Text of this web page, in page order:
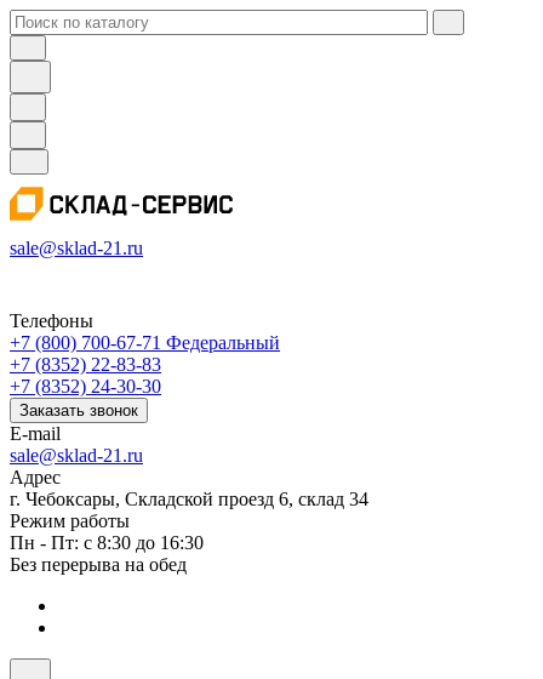
sale@sklad-21.ru
Телефоны
+7 (800) 700-67-71 Федеральный
+7 (8352) 22-83-83
+7 (8352) 24-30-30
Заказать звонок
E-mail
sale@sklad-21.ru
Адрес
г. Чебоксары, Складской проезд 6, склад 34
Режим работы
Пн - Пт: с 8:30 до 16:30
Без перерыва на обед